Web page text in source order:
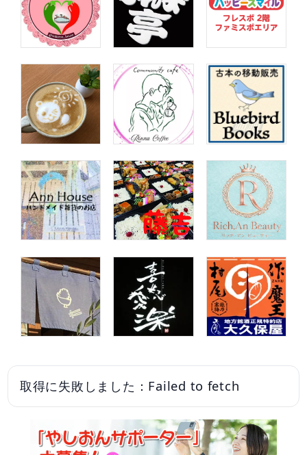
取得に失敗しました：Failed to fetch